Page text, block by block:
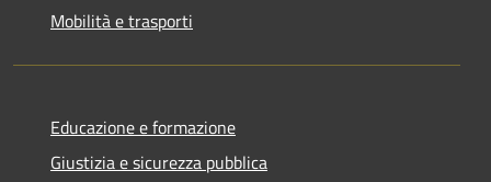
Mobilità e trasporti
Educazione e formazione
Giustizia e sicurezza pubblica